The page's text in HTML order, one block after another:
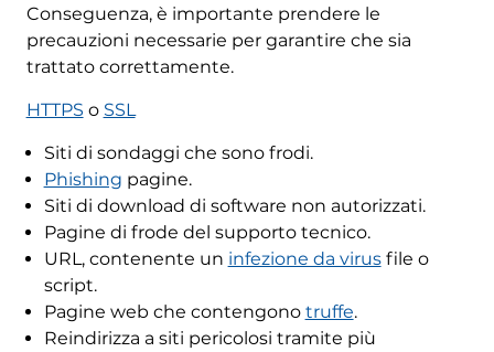
Conseguenza, è importante prendere le
precauzioni necessarie per garantire che sia
trattato correttamente.
HTTPS o SSL
Siti di sondaggi che sono frodi.
Phishing pagine.
Siti di download di software non autorizzati.
Pagine di frode del supporto tecnico.
URL, contenente un infezione da virusfile o
script.
Pagine web che contengono truffe.
Reindirizza a siti pericolosi tramite più